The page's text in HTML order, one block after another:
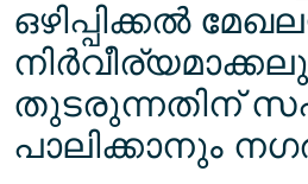
ഒഴിപ്പിക്കല്‍
തുടരുന്നതിന്
പാലിക്കാനും